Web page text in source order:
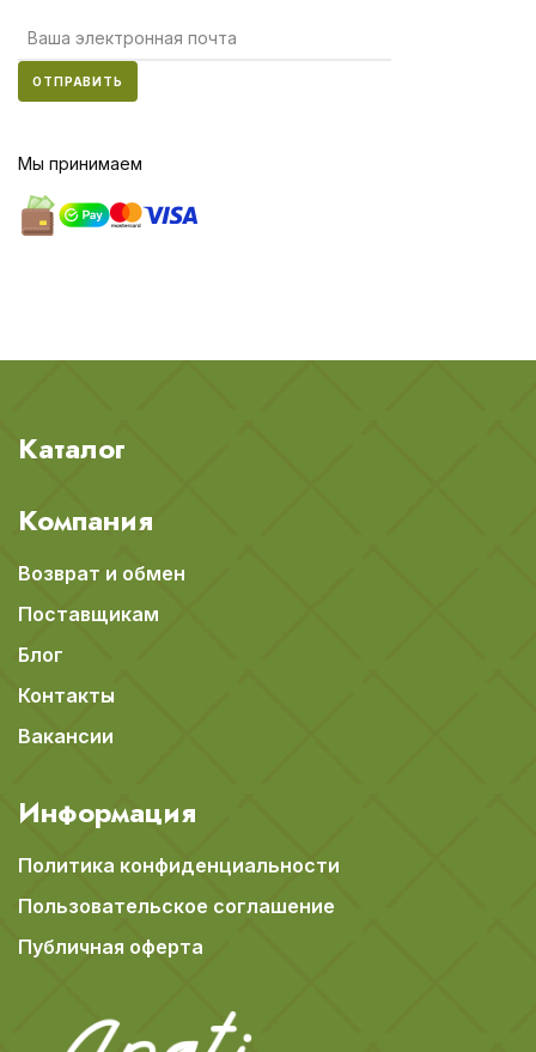
ОТПРАВИТЬ
Мы принимаем
Каталог
Компания
Возврат и обмен
Поставщикам
Блог
Контакты
Вакансии
Информация
Политика конфиденциальности
Пользовательское соглашение
Публичная оферта